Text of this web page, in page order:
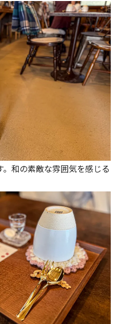
和の素敵な雰囲気を感じる